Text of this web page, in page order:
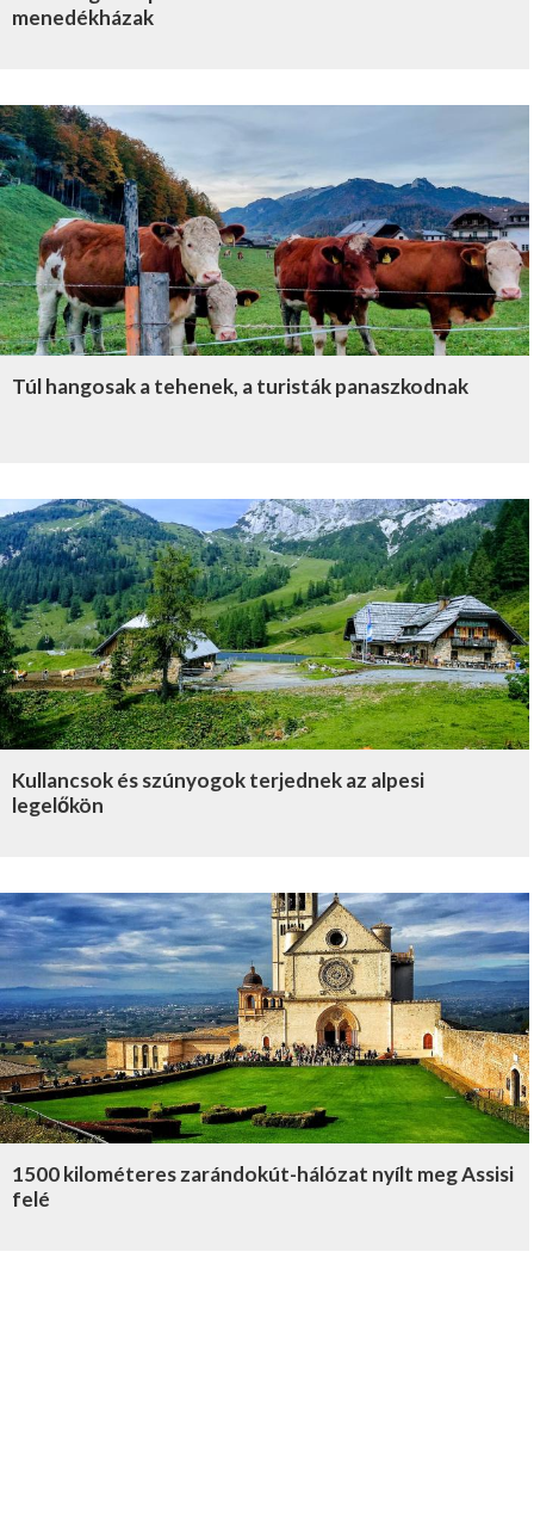
menedékházak
Túl hangosak a tehenek, a turisták panaszkodnak
Kullancsok és szúnyogok terjednek az alpesi
legelőkön
1500 kilométeres zarándokút-hálózat nyílt meg Assisi
felé